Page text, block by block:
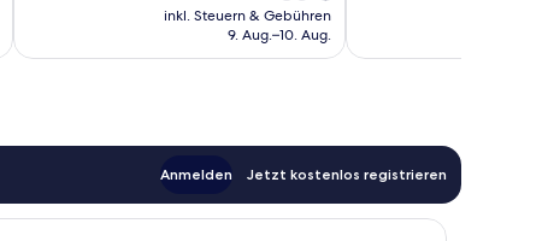
Preis
beträgt
inkl. Steuern & Gebühren
9. Aug.–10. Aug.
Anmelden Jetzt kostenlos registrieren